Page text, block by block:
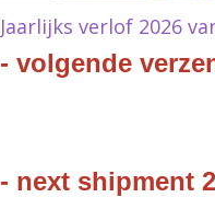
€ 26,40
Jaarlijks verlof 2026
- volgende
- next shipment